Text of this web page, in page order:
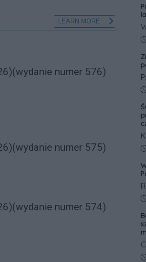
numer 576)
numer 575)
numer 574)